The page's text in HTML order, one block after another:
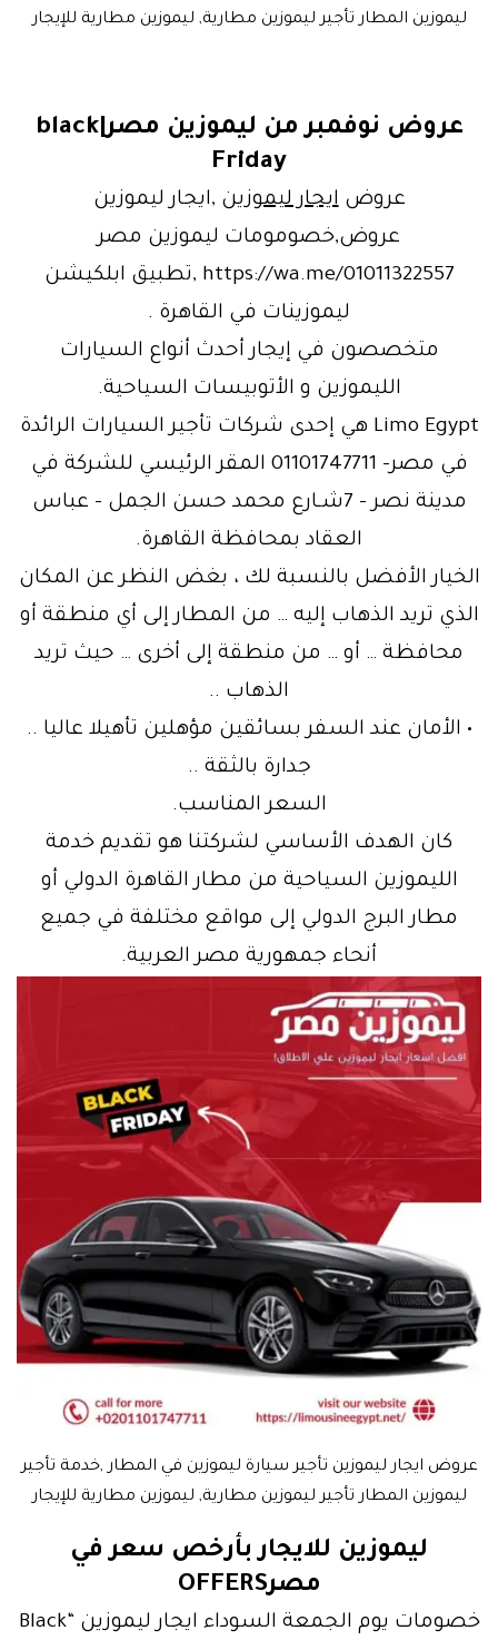
ليموزين المطار تأجير ليموزين مطارية, ليموزين مطارية للإيجار
عروض نوفمبر من ليموزين مصر|black
Friday
عروضايجار ليموزين ,ايجار ليموزين
عروض,خصومومات ليموزين مصر
https://wa.me/01011322557 ,تطبيق ابلكيشن
ليموزينات في القاهرة .
متخصصون في إيجار أحدث أنواع السيارات
الليموزين و الأتوبيسات السياحية.
Limo Egypt هي إحدى شركات تأجير السيارات الرائدة
في مصر- 01101747711 المقر الرئيسي للشركة في
مدينة نصر – 7شـارع محمد حسن الجمل – عباس
العقاد بمحافظة القاهرة.
الخيار الأفضل بالنسبة لك ، بغض النظر عن المكان
الذي تريد الذهاب إليه … من المطار إلى أي منطقة أو
محافظة … أو … من منطقة إلى أخرى … حيث تريد
الذهاب ..
• الأمان عند السفر بسائقين مؤهلين تأهيلا عاليا ..
جدارة بالثقة ..
السعر المناسب.
كان الهدف الأساسي لشركتنا هو تقديم خدمة
الليموزين السياحية من مطار القاهرة الدولي أو
مطار البرج الدولي إلى مواقع مختلفة في جميع
أنحاء جمهورية مصر العربية.
عروض ايجار ليموزين تأجير سيارة ليموزين في المطار ,خدمة تأجير
ليموزين المطار تأجير ليموزين مطارية, ليموزين مطارية للإيجار
ليموزين للايجار بأرخص سعر في
مصرOFFERS
خصومات يوم الجمعة السوداء ايجار ليموزين “Black